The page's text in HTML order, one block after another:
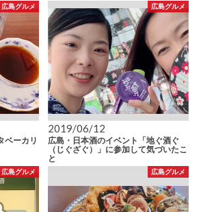
広島グルメ
ベーカリ
広島グルメ
2019/06/12
広島・日本酒のイベント「地ぐ酒ぐ
（じぐざぐ）」に参加して気づいたこ
と
広島グルメ 広島グルメ